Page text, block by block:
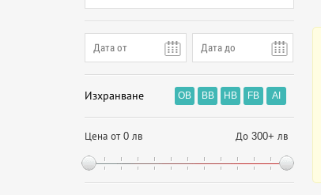
Изхранване OB BB HB FB AI
Цена от 0 лв До 300+ лв